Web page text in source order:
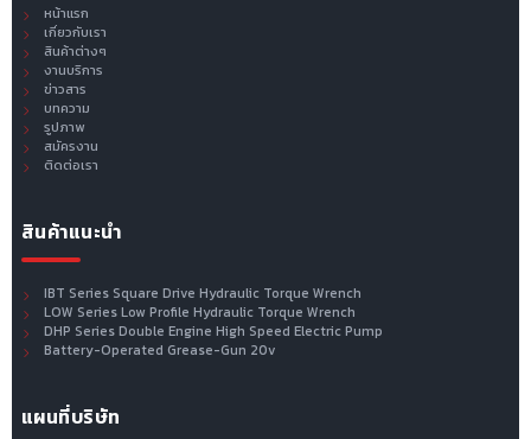
หน้าแรก
เกี่ยวกับเรา
สินค้าต่างๆ
งานบริการ
ข่าวสาร
บทความ
รูปภาพ
สมัครงาน
ติดต่อเรา
สินค้าแนะนำ
IBT Series Square Drive Hydraulic Torque Wrench
LOW Series Low Profile Hydraulic Torque Wrench
DHP Series Double Engine High Speed Electric Pump
Battery-Operated Grease-Gun 20v
แผนที่บริษัท